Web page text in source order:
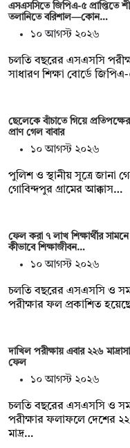
এসএসসিতে জিপিএ-৫ প্রাপ্তিতে
তলানিতে বরিশাল—কোন…
১০ আগস্ট ২০২৬
চলতি বছরের এসএসসি
সাধারণ শিক্ষা বোর্ডে
ছেলেকে বাঁচাতে গিয়ে
প্রাণ গেল বাবার
১০ আগস্ট ২০২৬
পুলিশ ও স্থানীয় সূত্রে জানা
গোবিন্দপুর গ্রামের আক্কাস…
ফেল করা ৭ লাখ শিক্ষার্থীর
কীভাবে শিক্ষাজীবন…
১০ আগস্ট ২০২৬
চলতি বছরের এসএসসি ও
পরীক্ষার ফল প্রকাশিত
দাখিল পরীক্ষায় এবার ২২৬
ফেল
১০ আগস্ট ২০২৬
চলতি বছরের এসএসসি ও
পরীক্ষার ফলাফলে দেশের
মাদ্র…